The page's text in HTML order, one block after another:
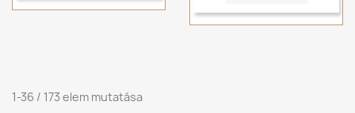
1-36 / 173 elem mutatása